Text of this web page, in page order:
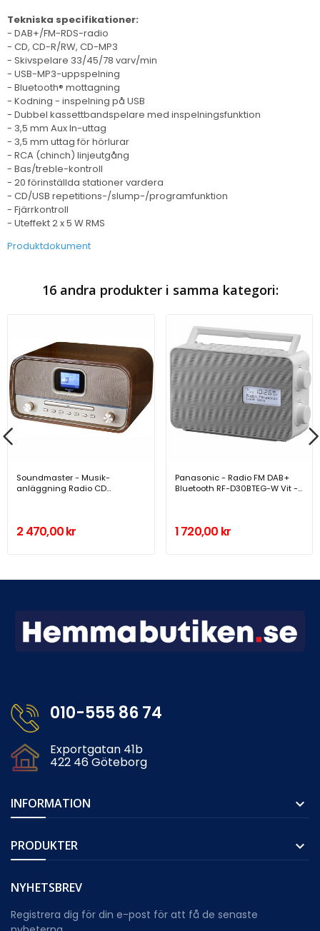
Tekniska specifikationer:
- DAB+/FM-RDS-radio
- CD, CD-R/RW, CD-MP3
- Skivspelare 33/45/78 varv/min
- USB-MP3-uppspelning
- Bluetooth® mottagning
- Kodning - inspelning på USB
- Dubbel kassettbandspelare med inspelningsfunktion
- 3,5 mm Aux In-uttag
- 3,5 mm uttag för hörlurar
- RCA (chinch) linjeutgång
- Bas/treble-kontroll
- 20 förinställda stationer vardera
- CD/USB repetitions-/slump-/programfunktion
- Fjärrkontroll
- Uteffekt 2 x 5 W RMS
Produktdokument
16 andra produkter i samma kategori:
Soundmaster - Musik-
anläggning Radio CD
2 470,00 kr
Panasonic - Radio FM DAB+
Bluetooth RF-D30BTEG-W Vit -
1 720,00 kr
010-555 86 74
Exportgatan 41b
422 46 Göteborg
INFORMATION 
PRODUKTER 
NYHETSBREV
Registrera dig för din e-post för att få de senaste